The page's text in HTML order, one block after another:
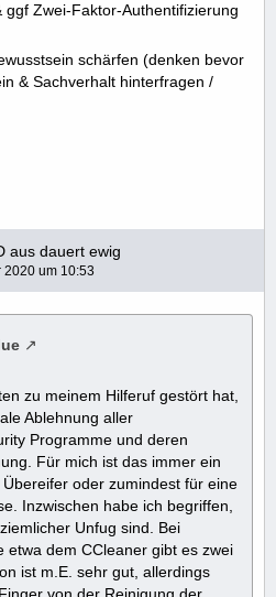
ggf Zwei-Faktor-Authentifizierung
schärfen (denken bevor
& Sachverhalt hinterfragen /
aus dauert ewig
2020 um 10:53
zu meinem Hilferuf gestört hat,
Ablehnung aller
Programme und deren
Für mich ist das immer ein
oder zumindest für eine
Inzwischen habe ich begriffen,
Unfug sind. Bei
etwa dem CCleaner gibt es zwei
ist m.E. sehr gut, allerdings